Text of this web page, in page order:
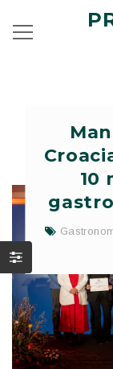
10